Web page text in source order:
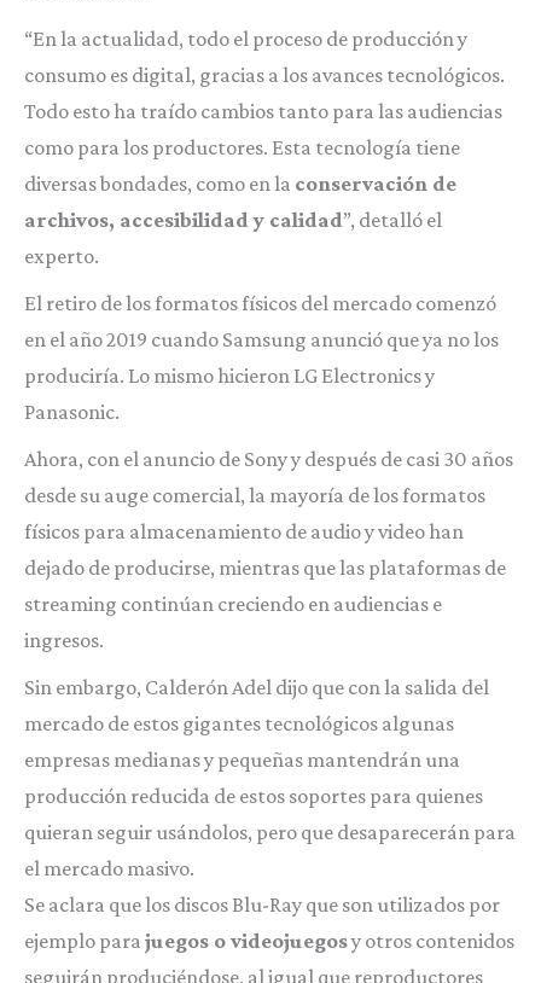
“En la actualidad, todo el proceso de producción y
consumo es digital, gracias a los avances tecnológicos.
Todo esto ha traído cambios tanto para las audiencias
como para los productores. Esta tecnología tiene
diversas bondades, como en la conservación de
archivos, accesibilidad y calidad”, detalló el
experto.
El retiro de los formatos físicos del mercado comenzó
en el año 2019 cuando Samsung anunció que ya no los
produciría. Lo mismo hicieron LG Electronics y
Panasonic.
Ahora, con el anuncio de Sony y después de casi 30 años
desde su auge comercial, la mayoría de los formatos
físicos para almacenamiento de audio y video han
dejado de producirse, mientras que las plataformas de
streaming continúan creciendo en audiencias e
ingresos.
Sin embargo, Calderón Adel dijo que con la salida del
mercado de estos gigantes tecnológicos algunas
empresas medianas y pequeñas mantendrán una
producción reducida de estos soportes para quienes
quieran seguir usándolos, pero que desaparecerán para
el mercado masivo.
Se aclara que los discos Blu-Ray que son utilizados por
ejemplo para juegos o videojuegosy otros contenidos
seguirán produciéndose, al igual que reproductores